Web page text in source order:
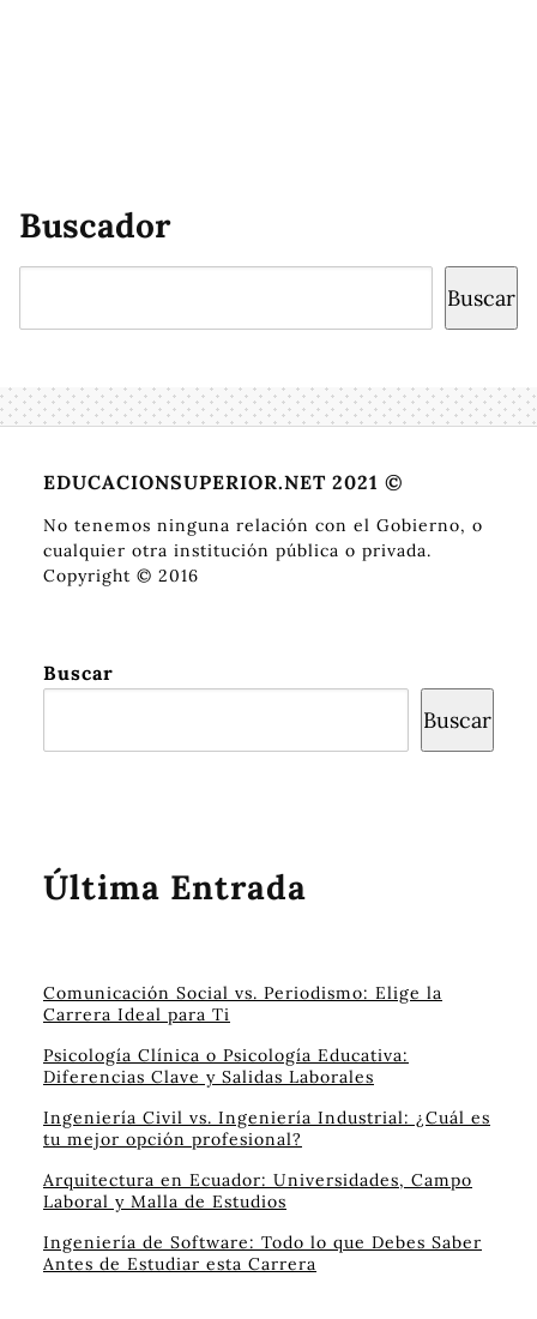
Buscador
Buscar
EDUCACIONSUPERIOR.NET 2021 ©
No tenemos ninguna relación con el Gobierno, o
cualquier otra institución pública o privada.
Copyright © 2016
Buscar
Buscar
Última Entrada
Comunicación Social vs. Periodismo: Elige la
Carrera Ideal para Ti
Psicología Clínica o Psicología Educativa:
Diferencias Clave y Salidas Laborales
Ingeniería Civil vs. Ingeniería Industrial: ¿Cuál es
tu mejor opción profesional?
Arquitectura en Ecuador: Universidades, Campo
Laboral y Malla de Estudios
Ingeniería de Software: Todo lo que Debes Saber
Antes de Estudiar esta Carrera